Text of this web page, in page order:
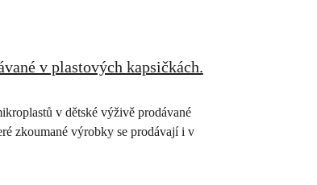
v plastových kapsičkách.
v dětské výživě prodávané
zkoumané výrobky se prodávají i v